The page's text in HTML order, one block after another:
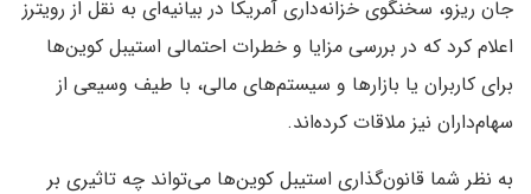
جان ریزو، سخنگوی خزانه‌داری آمریکا در بیانیه‌ای به نقل از رویترز
اعلام کرد که در بررسی مزایا و خطرات احتمالی استیبل کوین‌ها
برای کاربران یا بازارها و سیستم‌های مالی، با طیف وسیعی از
سهام‌داران نیز ملاقات کرده‌اند.
به نظر شما قانون‌گذاری استیبل کوین‌ها می‌تواند چه تاثیری بر